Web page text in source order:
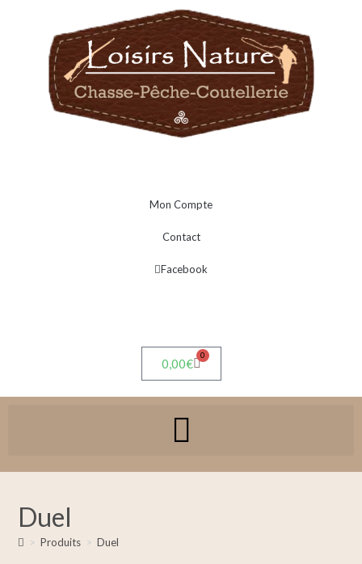
Mon Compte
Contact
Facebook
0,00€
0
Duel
> Produits > Duel